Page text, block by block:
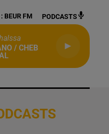
BEUR FM PODCASTS
/ CHEB